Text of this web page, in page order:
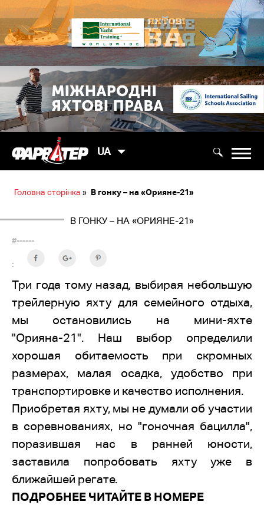
UA
Головна сторінка » В гонку – на «Орияне-21»
В ГОНКУ – НА «ОРИЯНЕ-21»
#------
:
Три года тому назад, выбирая небольшую
трейлерную яхту для семейного отдыха,
мы остановились на мини-яхте
"Орияна-21". Наш выбор определили
хорошая обитаемость при скромных
размерах, малая осадка, удобство при
транспортировке и качество исполнения.
Приобретая яхту, мы не думали об участии
в соревнованиях, но "гоночная бацилла",
поразившая нас в ранней юности,
заставила попробовать яхту уже в
ближайшей регате.
ПОДРОБНЕЕ ЧИТАЙТЕ В НОМЕРЕ